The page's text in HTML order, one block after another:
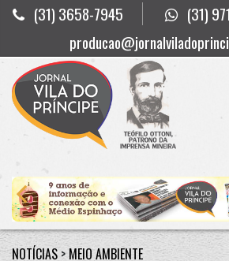
(31) 3658-7945
(31)
NOTÍCIAS > MEIO AMBIENTE